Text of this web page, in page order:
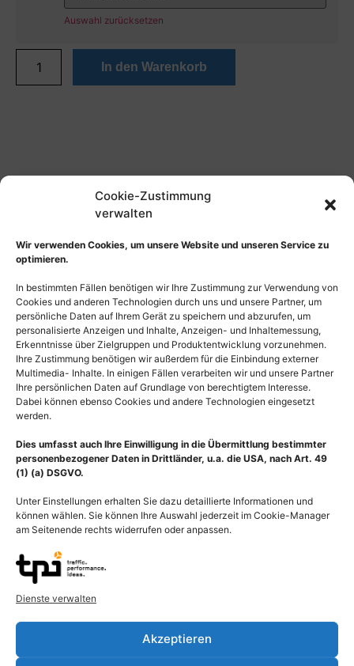
Cookie-Zustimmung
verwalten
Wir verwenden Cookies, um unsere Website und unseren Service zu
optimieren.
In bestimmten Fällen benötigen wir Ihre Zustimmung zur Verwendung von
Cookies und anderen Technologien durch uns und unsere Partner, um
persönliche Daten auf Ihrem Gerät zu speichern und abzurufen, um
personalisierte Anzeigen und Inhalte, Anzeigen- und Inhaltemessung,
Erkenntnisse über Zielgruppen und Produktentwicklung vorzunehmen.
Ihre Zustimmung benötigen wir außerdem für die Einbindung externer
Multimedia- Inhalte. In einigen Fällen verarbeiten wir und unsere Partner
Ihre persönlichen Daten auf Grundlage von berechtigtem Interesse.
Dabei können ebenso Cookies und andere Technologien eingesetzt
werden.
Dies umfasst auch Ihre Einwilligung in die Übermittlung bestimmter
personenbezogener Daten in Drittländer, u.a. die USA, nach Art. 49
(1) (a) DSGVO.
Unter Einstellungen erhalten Sie dazu detaillierte Informationen und
können wählen. Sie können Ihre Auswahl jederzeit im Cookie-Manager
am Seitenende rechts widerrufen oder anpassen.
Dienste verwalten
Akzeptieren
Auswahl zurücksetzen
In den Warenkorb
Beschreibung
Organe im Transversalschnitt in Höhe des Überganges von
Brustwirbelsäule zu Lendenwirbelsäule mit Bauchfell
(Peritoneum) rot hervorgehoben. Zu sehen sind neben
Wirbelkörper und Rückenmuskulatur (unten) Organe des
Oberbauches: Leber (Hepar, links), Magen (Gaster, links), Milz
(Splen, Lien, rechts), Nieren (Ren, unten), Bauchspeicheldrüse
(Pankreas, mittig). Lageangaben beziehen sich auf die